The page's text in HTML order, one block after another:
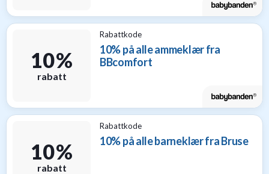
10 %
rabatt
Rabattkode
10% på alle ammeklær fra
BBcomfort
10 %
rabatt
Rabattkode
10% på alle barneklær fra Bruse